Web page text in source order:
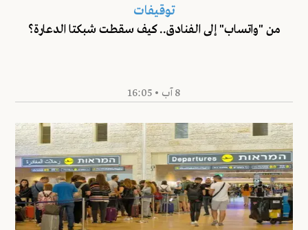
توقيفات
من "واتساب" إلى الفنادق.. كيف سقطت شبكتا الدعارة؟
8 آب • 16:05